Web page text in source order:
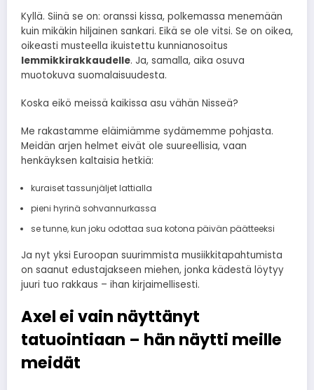
Kyllä. Siinä se on: oranssi kissa, polkemassa menemään
kuin mikäkin hiljainen sankari. Eikä se ole vitsi. Se on oikea,
oikeasti musteella ikuistettu kunnianosoitus
lemmikkirakkaudelle. Ja, samalla, aika osuva
muotokuva suomalaisuudesta.
Koska eikö meissä kaikissa asu vähän Nisseä?
Me rakastamme eläimiämme sydämemme pohjasta.
Meidän arjen helmet eivät ole suureellisia, vaan
henkäyksen kaltaisia hetkiä:
kuraiset tassunjäljet lattialla
pieni hyrinä sohvannurkassa
se tunne, kun joku odottaa sua kotona päivän päätteeksi
Ja nyt yksi Euroopan suurimmista musiikkitapahtumista
on saanut edustajakseen miehen, jonka kädestä löytyy
juuri tuo rakkaus – ihan kirjaimellisesti.
Axel ei vain näyttänyt
tatuointiaan – hän näytti meille
meidät